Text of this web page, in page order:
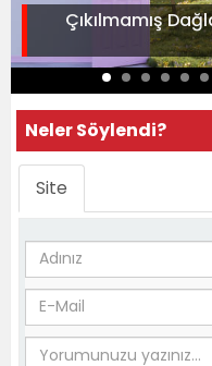
Çıkılmamış
Neler Söylendi?
Site